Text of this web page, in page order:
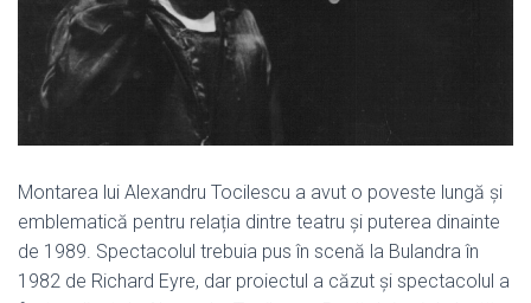
Montarea lui Alexandru Tocilescu a avut o poveste lungă și
emblematică pentru relația dintre teatru și puterea dinainte
de 1989. Spectacolul trebuia pus în scenă la Bulandra în
1982 de Richard Eyre, dar proiectul a căzut și spectacolul a